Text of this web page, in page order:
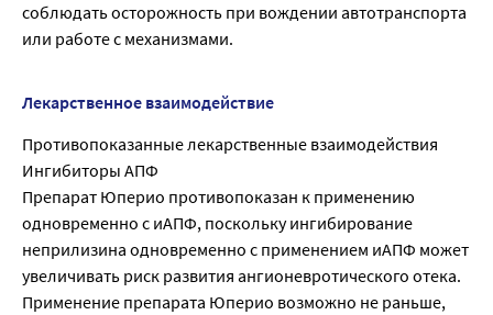
соблюдать осторожность при вождении автотранспорта
или работе с механизмами.
Лекарственное взаимодействие
Противопоказанные лекарственные взаимодействия
Ингибиторы АПФ
Препарат Юперио противопоказан к применению
одновременно с иАПФ, поскольку ингибирование
неприлизина одновременно с применением иАПФ может
увеличивать риск развития ангионевротического отека.
Применение препарата Юперио возможно не раньше,